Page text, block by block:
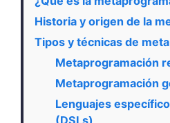
Historia y origen de la
Tipos y técnicas de
Metaprogramación
Metaprogramación
Lenguajes
(DSLs)